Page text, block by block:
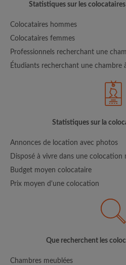
Statistiques sur les
Colocataires hommes
Colocataires femmes
Professionnels recherchant une
Étudiants recherchant une chambre
Statistiques sur la
Annonces de location avec photos
Disposé à vivre dans une colocation
Budget moyen colocataire
Prix moyen d'une colocation
Que recherchent les
Chambres meublées